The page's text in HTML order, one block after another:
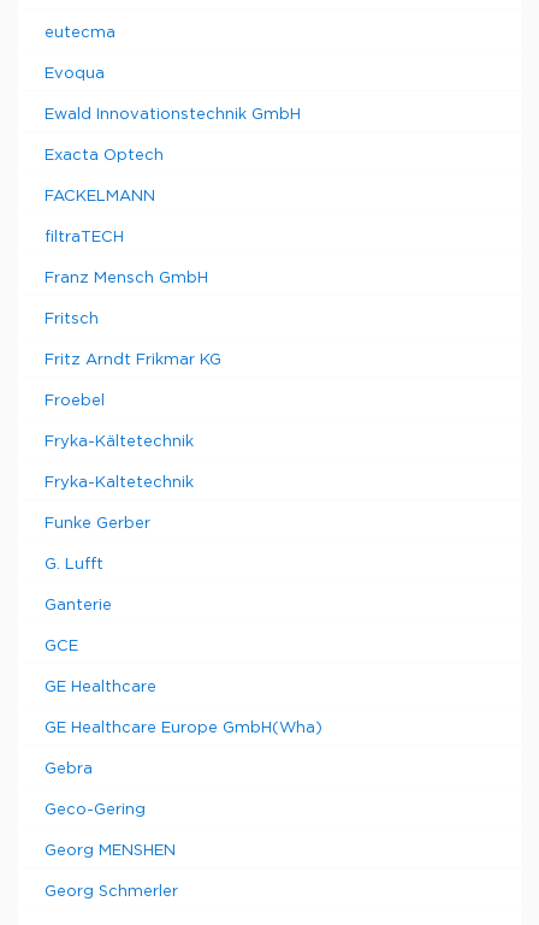
eutecma
Evoqua
Ewald Innovationstechnik GmbH
Exacta Optech
FACKELMANN
filtraTECH
Franz Mensch GmbH
Fritsch
Fritz Arndt Frikmar KG
Froebel
Fryka-Kältetechnik
Fryka-Kaltetechnik
Funke Gerber
G. Lufft
Ganterie
GCE
GE Healthcare
GE Healthcare Europe GmbH(Wha)
Gebra
Geco-Gering
Georg MENSHEN
Georg Schmerler